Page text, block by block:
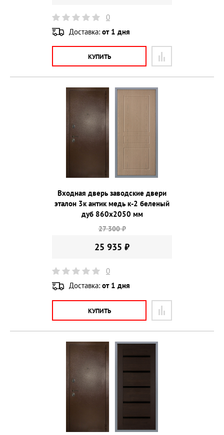
0
Доставка: от 1 дня
КУПИТЬ
Входная дверь заводские двери
эталон 3к антик медь к-2 беленый
дуб 860х2050 мм
27 300 ₽
25 935 ₽
0
Доставка: от 1 дня
КУПИТЬ